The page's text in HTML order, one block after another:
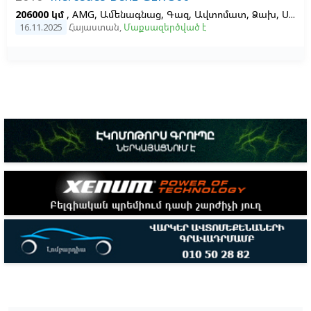
206000 կմ , AMG, Ամենագնաց, Գազ, Ավտոմատ, Ձախ, Սև,
16.11.2025 Հայաստան, Մաքսազերծված է